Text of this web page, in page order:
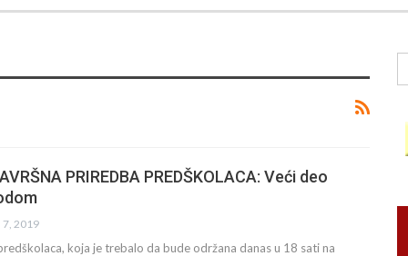
PRIREDBA PREDŠKOLACA: Veći deo
7, 2019
koja je trebalo da bude održana danas u 18 sati na